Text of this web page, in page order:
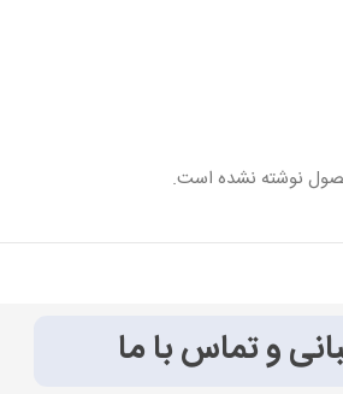
نوشته نشده است.
و تماس با ما